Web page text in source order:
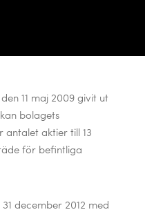
11 maj 2009 givit ut
bolagets
antalet aktier till 13
för befintliga
december 2012 med